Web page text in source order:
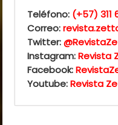
Teléfono: (+57) 311
Correo:
Twitter:
Instagram:Revista
Facebook:
Youtube:Revista